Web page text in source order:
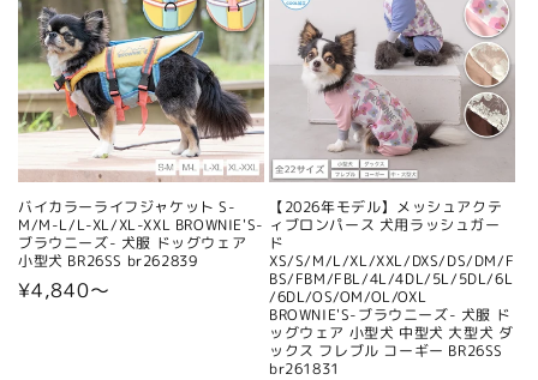
バイカラーライフジャケット S-
M/M-L/L-XL/XL-XXL BROWNIE'S-
ブラウニーズ- 犬服 ドッグウェア
小型犬 BR26SS br262839
通
¥4,840〜
【2026年モデル】メッシュアクテ
ィブロンパース 犬用ラッシュガー
ド
XS/S/M/L/XL/XXL/DXS/DS/DM/F
BS/FBM/FBL/4L/4DL/5L/5DL/6L
/6DL/OS/OM/OL/OXL
BROWNIE'S-ブラウニーズ- 犬服 ド
ッグウェア 小型犬 中型犬 大型犬 ダ
ックス フレブル コーギー BR26SS
br261831